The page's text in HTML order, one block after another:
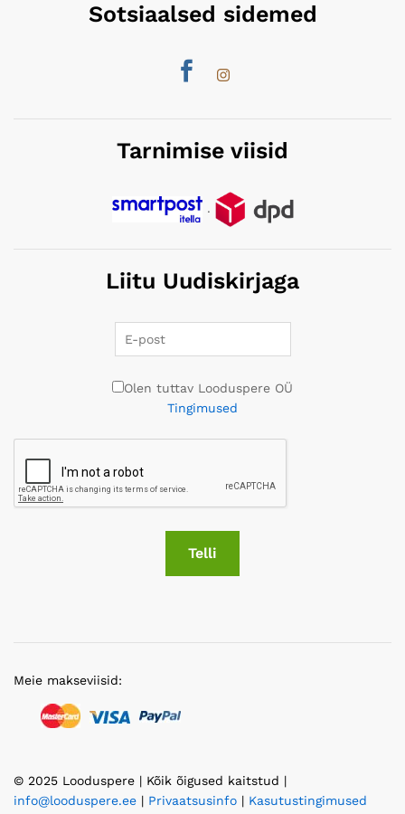
Sotsiaalsed sidemed
Tarnimise viisid
.
Liitu Uudiskirjaga
Olen tuttav Looduspere OÜ
Tingimused
Telli
© 2025 Looduspere | Kõik õigused kaitstud |
info@looduspere.ee | Privaatsusinfo | Kasutustingimused
Meie makseviisid: